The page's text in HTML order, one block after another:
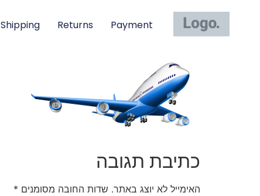
Payment
Returns
Shipping
כתיבת תגובה
האימייל לא יוצג באתר. שדות החובה מסומנים *